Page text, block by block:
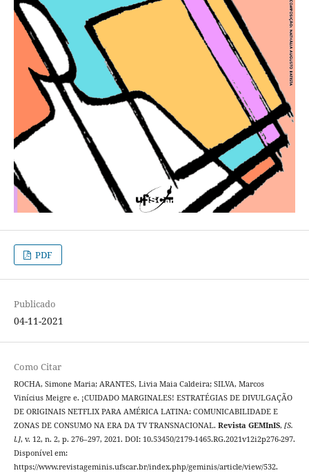
PDF
Publicado
04-11-2021
Como Citar
ROCHA, Simone Maria; ARANTES, Livia Maia Caldeira; SILVA, Marcos
Vinícius Meigre e. ¡CUIDADO MARGINALES! ESTRATÉGIAS DE DIVULGAÇÃO
DE ORIGINAIS NETFLIX PARA AMÉRICA LATINA: COMUNICABILIDADE E
ZONAS DE CONSUMO NA ERA DA TV TRANSNACIONAL. Revista GEMInIS, [S.
l.], v. 12, n. 2, p. 276–297, 2021. DOI: 10.53450/2179-1465.RG.2021v12i2p276-297.
Disponível em:
https://www.revistageminis.ufscar.br/index.php/geminis/article/view/532.